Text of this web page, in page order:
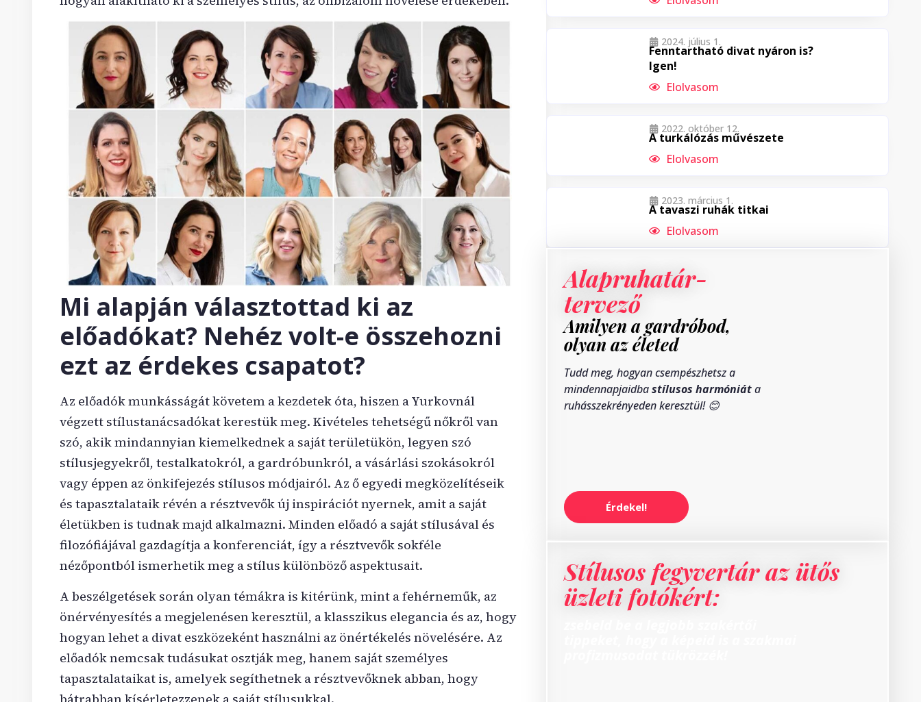
Mi alapján választottad ki az
előadókat? Nehéz volt-e összehozni
ezt az érdekes csapatot?
Az előadók munkásságát követem a kezdetek óta, hiszen a Yurkovnál
végzett stílustanácsadókat kerestük meg. Kivételes tehetségű nőkről van
szó, akik mindannyian kiemelkednek a saját területükön, legyen szó
stílusjegyekről, testalkatokról, a gardróbunkról, a vásárlási szokásokról
vagy éppen az önkifejezés stílusos módjairól. Az ő egyedi megközelítéseik
és tapasztalataik révén a résztvevők új inspirációt nyernek, amit a saját
életükben is tudnak majd alkalmazni. Minden előadó a saját stílusával és
filozófiájával gazdagítja a konferenciát, így a résztvevők sokféle
nézőpontból ismerhetik meg a stílus különböző aspektusait.
A beszélgetések során olyan témákra is kitérünk, mint a fehérneműk, az
önérvényesítés a megjelenésen keresztül, a klasszikus elegancia és az, hogy
hogyan lehet a divat eszközeként használni az önértékelés növelésére. Az
előadók nemcsak tudásukat osztják meg, hanem saját személyes
tapasztalataikat is, amelyek segíthetnek a résztvevőknek abban, hogy
2024. július 1.
Fenntartható divat nyáron is?
Igen!
Elolvasom
2022. október 12.
A turkálózás művészete
Elolvasom
2023. március 1.
A tavaszi ruhák titkai
Elolvasom
Alapruhatár-
tervező
Amilyen a gardróbod,
olyan az életed
Tudd meg, hogyan csempészhetsz a
mindennapjaidbastílusos harmóniáta
ruhásszekrényeden keresztül! 😊
Érdekel!
Stílusos fegyvertár az ütős
üzleti fotókért: